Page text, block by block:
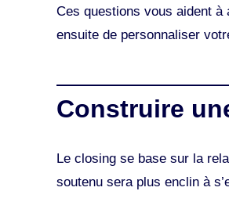
Ces questions vous aident
ensuite de personnaliser
Construire
Le closing se base sur la
soutenu sera plus enclin à